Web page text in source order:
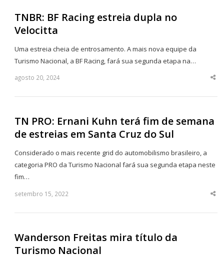
TNBR: BF Racing estreia dupla no
Velocitta
Uma estreia cheia de entrosamento. A mais nova equipe da
Turismo Nacional, a BF Racing, fará sua segunda etapa na…
agosto 20, 2024
TN PRO: Ernani Kuhn terá fim de semana
de estreias em Santa Cruz do Sul
Considerado o mais recente grid do automobilismo brasileiro, a
categoria PRO da Turismo Nacional fará sua segunda etapa neste
fim…
setembro 15, 2022
Wanderson Freitas mira título da
Turismo Nacional